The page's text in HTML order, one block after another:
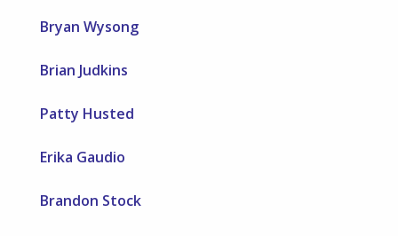
Bryan Wysong
Brian Judkins
Patty Husted
Erika Gaudio
Brandon Stock